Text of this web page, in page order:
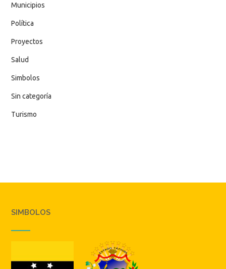
Municipios
Política
Proyectos
Salud
Simbolos
Sin categoría
Turismo
SIMBOLOS